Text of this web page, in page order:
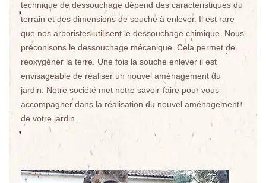
technique de dessouchage dépend des caractéristiques du
terrain et des dimensions de souche à enlever. Il est rare
que nos arboristes utilisent le dessouchage chimique. Nous
préconisons le dessouchage mécanique. Cela permet de
réoxygéner la terre. Une fois la souche enlever il est
envisageable de réaliser un nouvel aménagement du
jardin. Notre société met notre savoir-faire pour vous
accompagner dans la réalisation du nouvel aménagement
de votre jardin.